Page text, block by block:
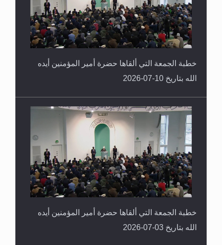
خطبة الجمعة التي ألقاها حضرة أمير المؤمنين أيده
الله بتاريخ 10-07-2026
خطبة الجمعة التي ألقاها حضرة أمير المؤمنين أيده
الله بتاريخ 03-07-2026